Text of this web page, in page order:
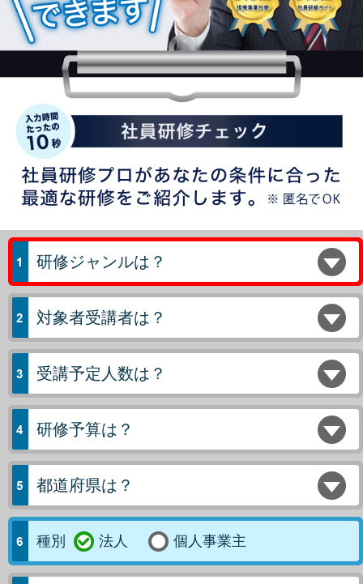
研修ジャンルは？
対象者受講者は？
受講予定人数は？
研修予算は？
都道府県は？
種別 法人 個人事業主